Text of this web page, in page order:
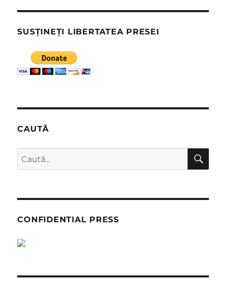
mai
procopsit
cu
un
pacient
SUSȚINEȚI LIBERTATEA PRESEI
CAUTĂ
Caută
după:
CONFIDENTIAL PRESS